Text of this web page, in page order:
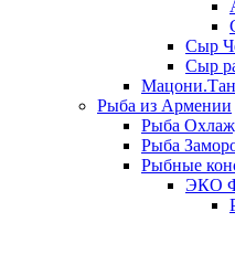
Сыр
Сыр
Рыба из Армении
Рыба
Рыба
Рыбные
ЭКО